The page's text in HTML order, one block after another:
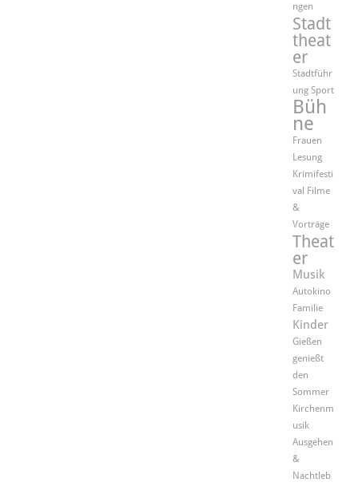
ngen
Stadt
theat
er
Stadtführ
ung Sport
Büh
ne
Frauen
Lesung
Krimifesti
val Filme
&
Vorträge
Theat
er
Musik
Autokino
Familie
Kinder
Gießen
genießt
den
Sommer
Kirchenm
usik
Ausgehen
&
Nachtleb